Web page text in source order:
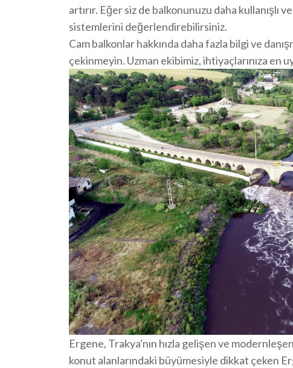
artırır. Eğer siz de balkonunuzu daha kullanışlı
sistemlerini değerlendirebilirsiniz.
Cam balkonlar hakkında daha fazla bilgi ve
çekinmeyin. Uzman ekibimiz, ihtiyaçlarınıza en
Ergene, Trakya'nın hızla gelişen ve
konut alanlarındaki büyümesiyle dikkat çeken